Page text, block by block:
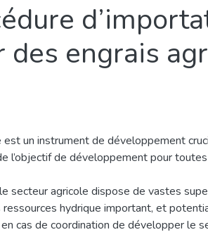
engrais
est un instrument de développement
l’objectif de développement pour
secteur agricole dispose de vastes
hydrique important, et
cas de coordination de développer le